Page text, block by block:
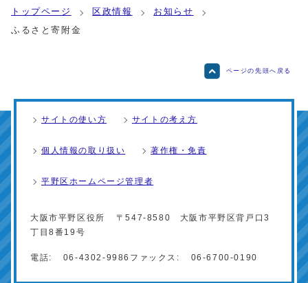
トップページ 区政情報
お知らせ
ふるさと寄附金
ページの先頭へ戻る
サイトの使い方 サイトの考え方
個人情報の取り扱い 著作権・免責
平野区ホームページ管理者
大阪市平野区役所
〒547-8580 大阪市平野区背戸口3
丁目8番19号
電話: 06-4302-9986 ファックス: 06-6700-0190